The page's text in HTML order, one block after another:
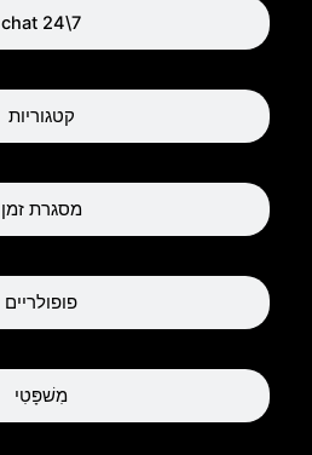
chat 24\7
קטגוריות
מסגרת זמן
פופולריים
מִשׁפָּטִי